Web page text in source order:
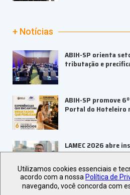
+ Notícias
ABIH-SP orienta
tributação e
ABIH-SP promove
Portal do Hoteleiro
LAMEC 2026 abre
internacional
UBRAFE e ABRACE
Utilizamos cookies essenciais e
acordo com a nossa Política de
navegando, você concorda com